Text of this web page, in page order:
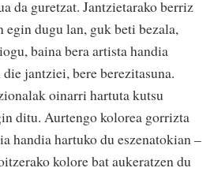
da guretzat. Jantzietarako berriz
dugu lan, guk beti bezala,
baina bera artista handia
jantziei, bere berezitasuna.
oinarri hartuta kutsu
ditu. Aurtengo kolorea gorrizta
handia hartuko du eszenatokian –
kolore bat aukeratzen du